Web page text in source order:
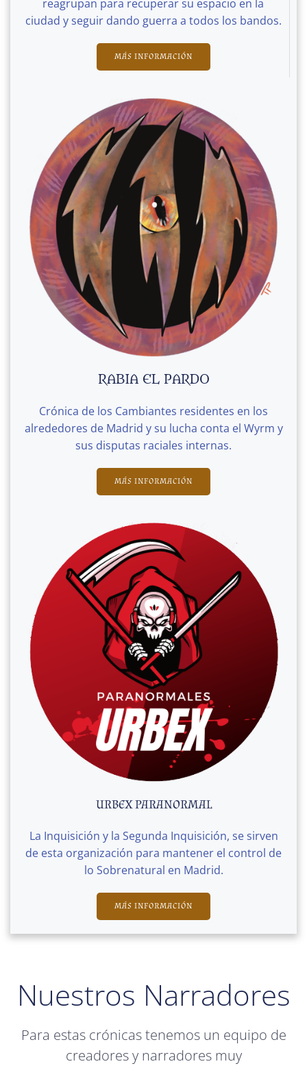
reagrupan para recuperar su espacio en la
ciudad y seguir dando guerra a todos los bandos.
MÁS INFORMACIÓN
RABIA EL PARDO
Crónica de los Cambiantes residentes en los
alrededores de Madrid y su lucha conta el Wyrm y
sus disputas raciales internas.
MÁS INFORMACIÓN
URBEX PARANORMAL
La Inquisición y la Segunda Inquisición, se sirven
de esta organización para mantener el control de
lo Sobrenatural en Madrid.
MÁS INFORMACIÓN
Nuestros Narradores
Para estas crónicas tenemos un equipo de
creadores y narradores muy